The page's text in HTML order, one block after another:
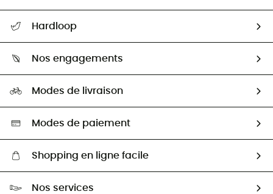
Guide des tailles
Seconde Main
Aide & Contact
Hardloop
HardGuides
Nos engagements
Sélection éco-responsable
Modes de livraison
Modes de paiement
Shopping en ligne facile
Nos services